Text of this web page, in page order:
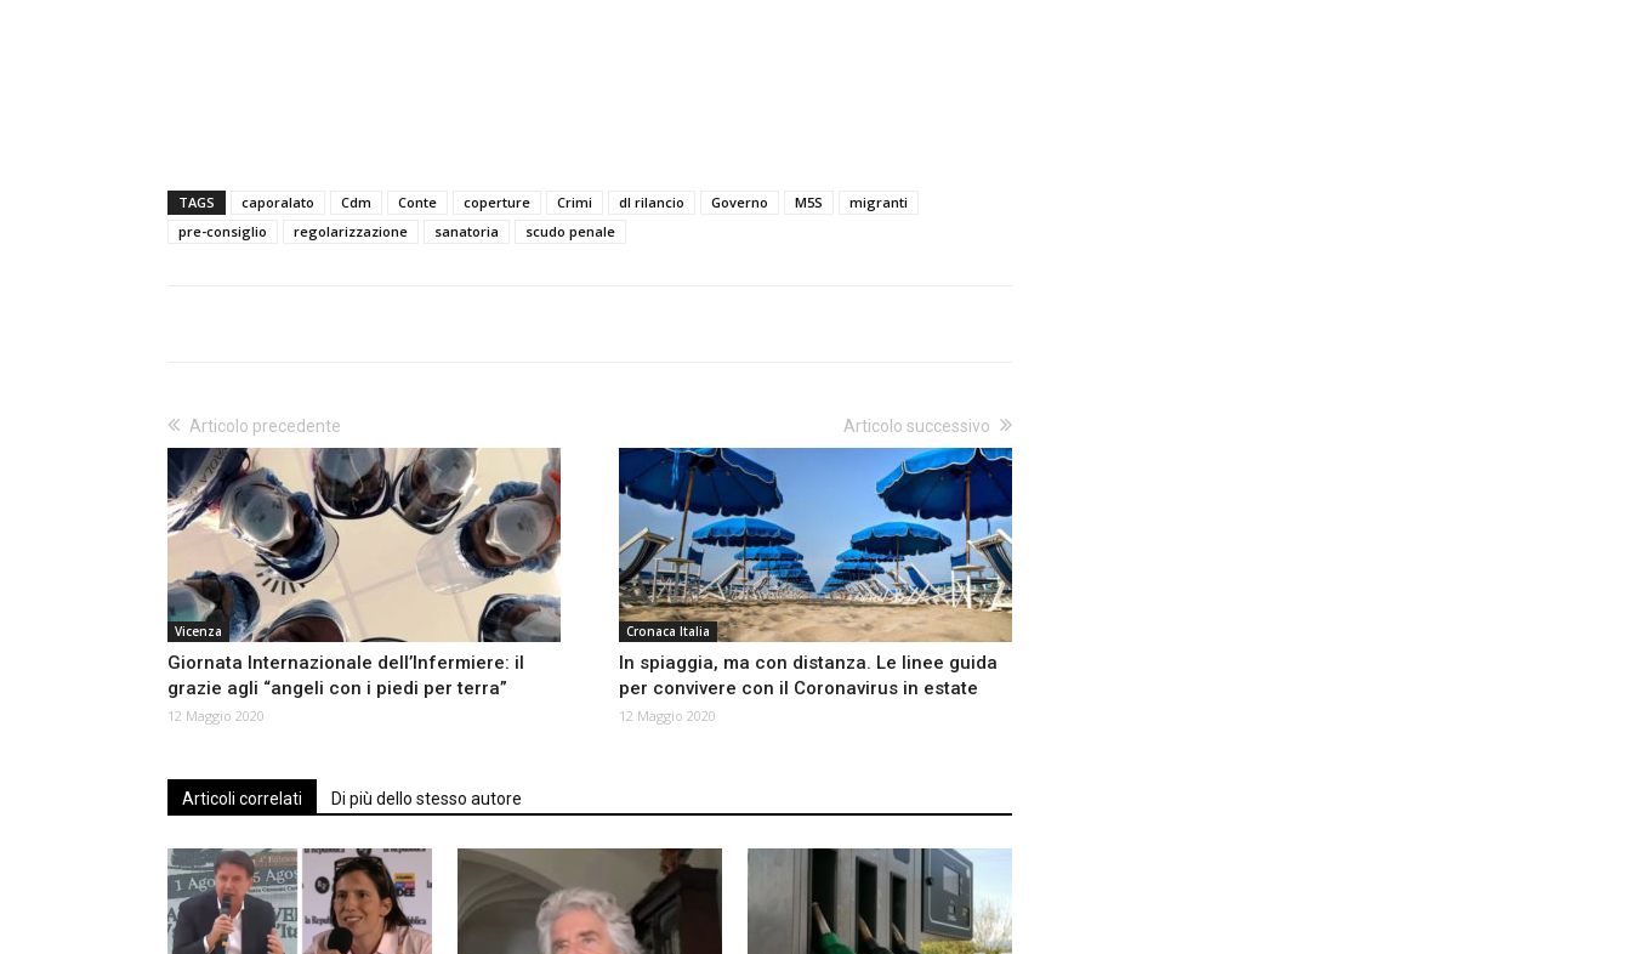
TAGS caporalato Cdm Conte coperture Crimi dl rilancio Governo M5S
migranti
pre-consiglio
regolarizzazione sanatoria scudo penale
Articolo precedente
Vicenza
Giornata Internazionale dell’Infermiere: il
grazie agli “angeli con i piedi per terra”
12 Maggio 2020
Articolo successivo
Cronaca Italia
In spiaggia, ma con distanza. Le linee guida
per convivere con il Coronavirus in estate
12 Maggio 2020
Articoli correlati Di più dello stesso autore